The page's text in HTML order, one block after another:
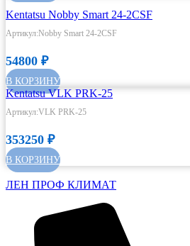
Kentatsu Nobby Smart 24-2CSF
Артикул:Nobby Smart 24-2CSF
54800 ₽
В КОРЗИНУ
Kentatsu VLK PRK-25
Артикул:VLK PRK-25
353250 ₽
В КОРЗИНУ
ЛЕН ПРОФ КЛИМАТ